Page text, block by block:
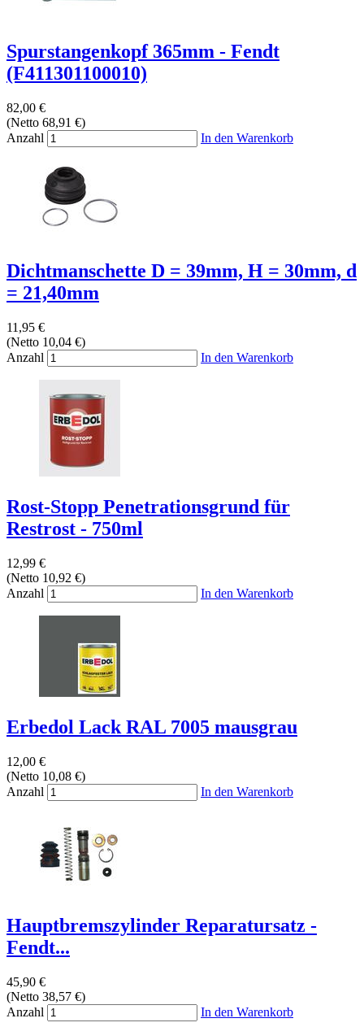
Spurstangenkopf 365mm - Fendt
(F411301100010)
82,00 €
(Netto 68,91 €)
Anzahl
In den Warenkorb
Dichtmanschette D = 39mm, H = 30mm, d
= 21,40mm
11,95 €
(Netto 10,04 €)
Anzahl
In den Warenkorb
Rost-Stopp Penetrationsgrund für
Restrost - 750ml
12,99 €
(Netto 10,92 €)
Anzahl
In den Warenkorb
Erbedol Lack RAL 7005 mausgrau
12,00 €
(Netto 10,08 €)
Anzahl
In den Warenkorb
Hauptbremszylinder Reparatursatz -
Fendt...
45,90 €
(Netto 38,57 €)
Anzahl
In den Warenkorb